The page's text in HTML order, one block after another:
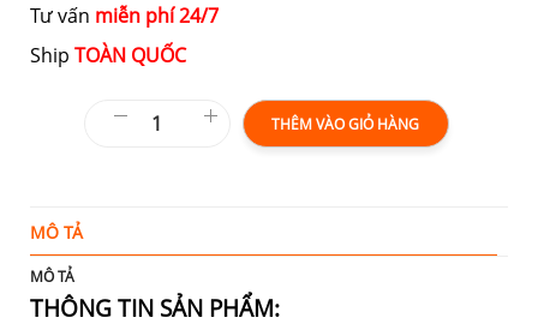
Tư vấn miễn phí 24/7
Ship TOÀN QUỐC
THÊM VÀO GIỎ HÀNG
MÔ TẢ
MÔ TẢ
THÔNG TIN SẢN PHẨM: